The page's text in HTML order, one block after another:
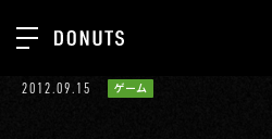
TOP
2012.09.15 ゲーム